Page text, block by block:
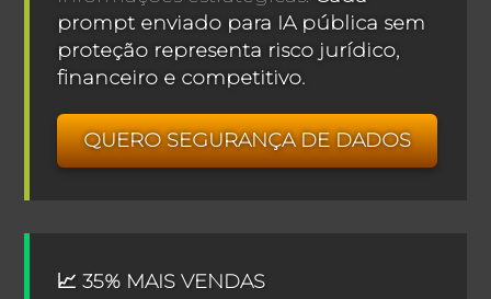
prompt enviado para IA pública sem
proteção representa risco jurídico,
financeiro e competitivo.
QUERO SEGURANÇA DE DADOS
📈 35% MAIS VENDAS